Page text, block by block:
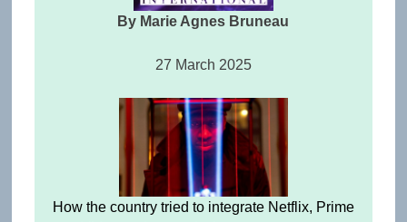
By Marie Agnes Bruneau
27 March 2025
How the country tried to integrate Netflix, Prime